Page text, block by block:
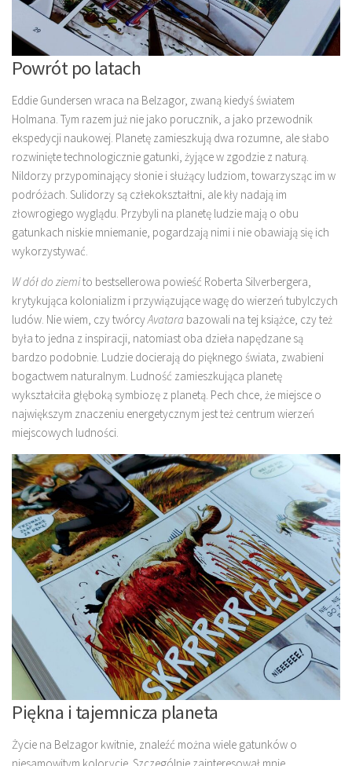
Powrót po latach
Eddie Gundersen wraca na Belzagor, zwaną kiedyś światem
Holmana. Tym razem już nie jako porucznik, a jako przewodnik
ekspedycji naukowej. Planetę zamieszkują dwa rozumne, ale słabo
rozwinięte technologicznie gatunki, żyjące w zgodzie z naturą.
Nildorzy przypominający słonie i służący ludziom, towarzysząc im w
podróżach. Sulidorzy są człekokształtni, ale kły nadają im
złowrogiego wyglądu. Przybyli na planetę ludzie mają o obu
gatunkach niskie mniemanie, pogardzają nimi i nie obawiają się ich
wykorzystywać.
W dół do ziemito bestsellerowa powieść Roberta Silverbergera,
krytykująca kolonializm i przywiązujące wagę do wierzeń tubylczych
ludów. Nie wiem, czy twórcyAvatara bazowali na tej książce, czy też
była to jedna z inspiracji, natomiast oba dzieła napędzane są
bardzo podobnie. Ludzie docierają do pięknego świata, zwabieni
bogactwem naturalnym. Ludność zamieszkująca planetę
wykształciła głęboką symbiozę z planetą. Pech chce, że miejsce o
największym znaczeniu energetycznym jest też centrum wierzeń
miejscowych ludności.
Piękna i tajemnicza planeta
Życie na Belzagor kwitnie, znaleźć można wiele gatunków o